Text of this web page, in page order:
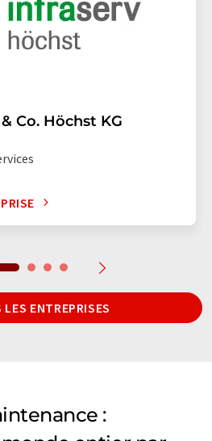
Co. Höchst KG
ENTREPRISES
: